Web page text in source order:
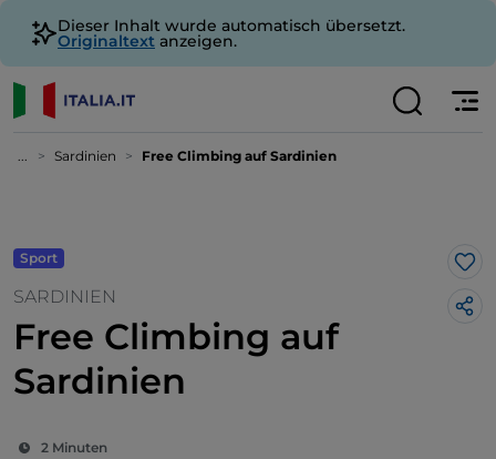
Dieser Inhalt wurde automatisch übersetzt.
Originaltext anzeigen.
... Sardinien Free Climbing auf Sardinien
Sport
SARDINIEN
Free Climbing auf
Sardinien
2 Minuten